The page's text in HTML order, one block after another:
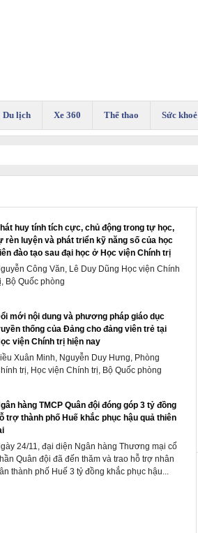
Du lịch Xe 360 Thể thao Sức khoẻ
huy tính tích cực, chủ động trong tự học,
rèn luyện và phát triển kỹ năng số của học
đào tạo sau đại học ở Học viện Chính trị
Công Văn, Lê Duy Dũng Học viện Chính
Bộ Quốc phòng
mới nội dung và phương pháp giáo dục
thống của Đảng cho đảng viên trẻ tại
viện Chính trị hiện nay
Xuân Minh, Nguyễn Duy Hưng, Phòng
trị, Học viện Chính trị, Bộ Quốc phòng
hàng TMCP Quân đội đóng góp 3 tỷ đồng
trợ thành phố Huế khắc phục hậu quả thiên
24/11, đại diện Ngân hàng Thương mại cổ
Quân đội đã đến thăm và trao hỗ trợ nhân
thành phố Huế 3 tỷ đồng khắc phục hậu...